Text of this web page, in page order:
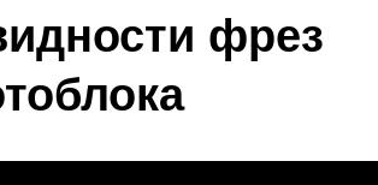
фрез